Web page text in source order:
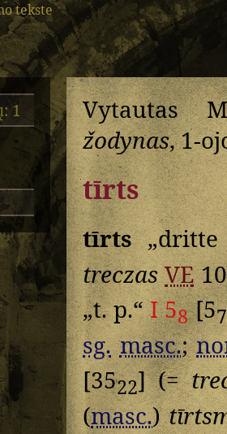
tekste
1
Vytautas
žodynas, 1-
tīrts
tīrts„dritte
treczas VE10
„t. p.“I 58[57
sg. masc.;
[3522] (=
(masc.)